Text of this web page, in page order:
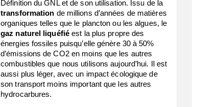
Définition du GNL et de son utilisation. Issu de la
transformation de millions d’années de matières
organiques telles que le plancton ou les algues, le
gaz naturel liquéfié est la plus propre des
énergies fossiles puisqu’elle génère 30 à 50%
d’émissions de CO2 en moins que les autres
combustibles que nous utilisons aujourd’hui. Il est
aussi plus léger, avec un impact écologique de
son transport moins important que les autres
hydrocarbures.